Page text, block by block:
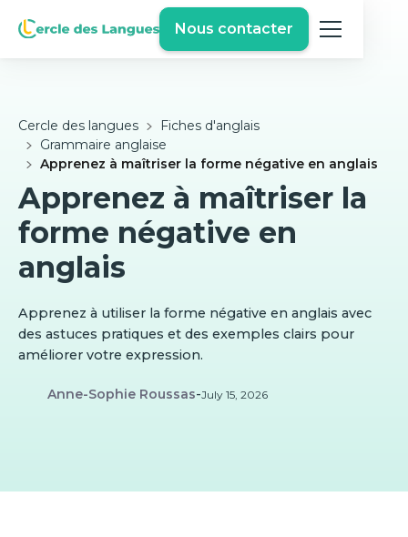
Nous contacter
Cercle des langues
Fiches d'anglais
Grammaire anglaise
Apprenez à maîtriser la forme négative en anglais
Apprenez à maîtriser la
forme négative en
anglais
Apprenez à utiliser la forme négative en anglais avec
des astuces pratiques et des exemples clairs pour
améliorer votre expression.
Anne-Sophie Roussas-July 15, 2026